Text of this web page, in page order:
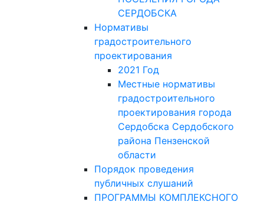
СЕРДОБСКА
Нормативы
градостроительного
проектирования
2021 Год
Местные нормативы
градостроительного
проектирования города
Сердобска Сердобского
района Пензенской
области
Порядок проведения
публичных слушаний
ПРОГРАММЫ КОМПЛЕКСНОГО